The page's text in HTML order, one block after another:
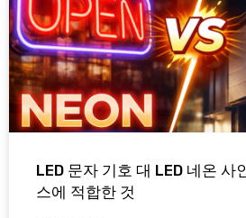
LED 문자 기호 대 LED 네온 사
스에 적합한 것